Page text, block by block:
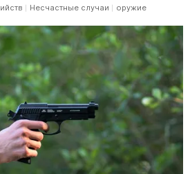
Несчастные случаи оружие